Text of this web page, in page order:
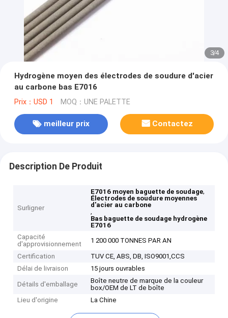
3/4
Hydrogène moyen des électrodes de soudure d'acier
au carbone bas E7016
Prix：USD 1 MOQ：UNE PALETTE
meilleur prix Contactez
Description De Produit
Surligner
E7016 moyen baguette de soudage,
Électrodes de soudure moyennes
d'acier au carbone
,
Bas baguette de soudage hydrogène
E7016
Capacité
d'approvisionnement
1 200 000 TONNES PAR AN
Certification
TUV CE, ABS, DB, ISO9001,CCS
Délai de livraison
15 jours ouvrables
Détails d'emballage
Boîte neutre de marque de la couleur
box/OEM de LT de boîte
Lieu d'origine
La Chine